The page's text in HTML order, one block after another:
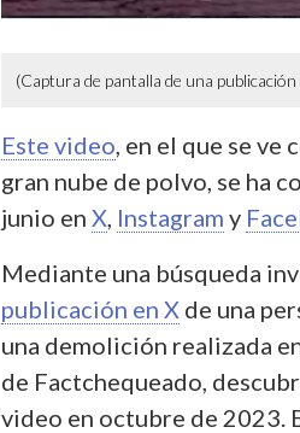
(Captura de pantalla de una
Este video , en el que se
gran nube de polvo, se ha
junio en X Instagram y
Mediante una búsqueda
publicación en X de una
una demolición realizada
de Factchequeado,
video en octubre de 2023.